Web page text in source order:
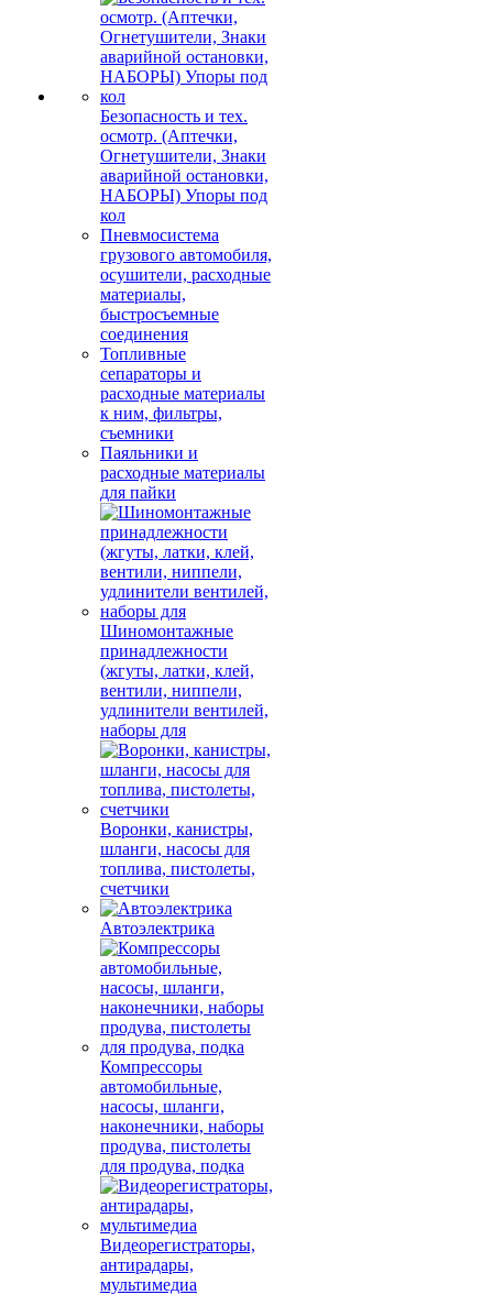
Безопасность и тех.
осмотр. (Аптечки,
Огнетушители, Знаки
аварийной остановки,
НАБОРЫ) Упоры под
кол
Пневмосистема
грузового автомобиля,
осушители, расходные
материалы,
быстросъемные
соединения
Топливные
сепараторы и
расходные материалы
к ним, фильтры,
съемники
Паяльники и
расходные материалы
для пайки
Шиномонтажные
принадлежности
(жгуты, латки, клей,
вентили, ниппели,
удлинители вентилей,
наборы для
Воронки, канистры,
шланги, насосы для
топлива, пистолеты,
счетчики
Автоэлектрика
Компрессоры
автомобильные,
насосы, шланги,
наконечники, наборы
продува, пистолеты
для продува, подка
Видеорегистраторы,
антирадары,
мультимедиа